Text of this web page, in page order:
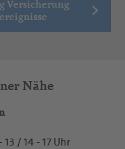
Versicherung
Nähe
13 / 14 - 17 Uhr